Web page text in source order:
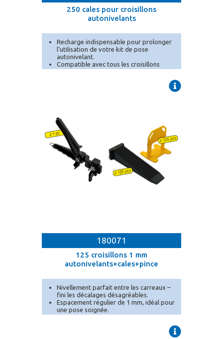
250 cales pour croisillons
autonivelants
Recharge indispensable pour prolonger
l’utilisation de votre kit de pose
autonivelant.
Compatible avec tous les croisillons
autonivelants MEJIX de 1 à 3 mm.
180071
125 croisillons 1 mm
autonivelants+cales+pince
Nivellement parfait entre les carreaux –
fini les décalages désagréables.
Espacement régulier de 1 mm, idéal pour
une pose soignée.
Conditionnement en seau pratique pour